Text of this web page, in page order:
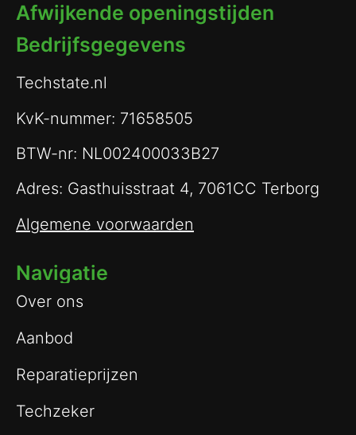
Afwijkende openingstijden
Bedrijfsgegevens
Techstate.nl
KvK-nummer: 71658505
BTW-nr: NL002400033B27
Adres: Gasthuisstraat 4, 7061CC Terborg
Algemene voorwaarden
Navigatie
Over ons
Aanbod
Reparatieprijzen
Techzeker